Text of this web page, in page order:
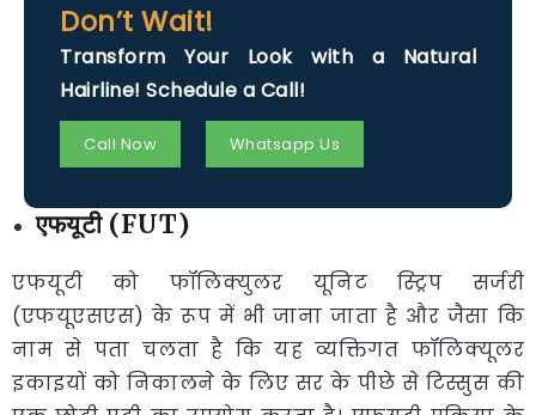
Don’t Wait!
Transform Your Look with a Natural
Hairline! Schedule a Call!
Call Now Whatsapp Us
एफयूटी (FUT)
एफयूटी को फॉलिक्युलर यूनिट स्ट्रिप सर्जरी
(एफयूएसएस) के रूप में भी जाना जाता है और जैसा कि
नाम से पता चलता है कि यह व्यक्तिगत फॉलिक्यूलर
इकाइयों को निकालने के लिए सर के पीछे से टिस्सुस की